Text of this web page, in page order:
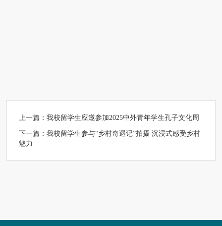
上一篇：我校留学生应邀参加2025中外青年学生孔子文化周
下一篇：我校留学生参与“乡村奇遇记”拍摄 沉浸式感受乡村
魅力